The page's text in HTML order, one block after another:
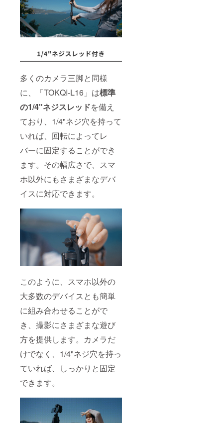
多くのカメラ三脚と同様
に、「TOKQI-L16」は標準
の1/4"ネジスレッドを備え
ており、1/4"ネジ穴を持って
いれば、回転によってレ
バーに固定することができ
ます。その幅広さで、スマ
ホ以外にもさまざまなデバ
イスに対応できます。
このように、スマホ以外の
大多数のデバイスとも簡単
に組み合わせることがで
き、撮影にさまざまな遊び
方を提供します。カメラだ
けでなく、1/4"ネジ穴を持っ
ていれば、しっかりと固定
できます。